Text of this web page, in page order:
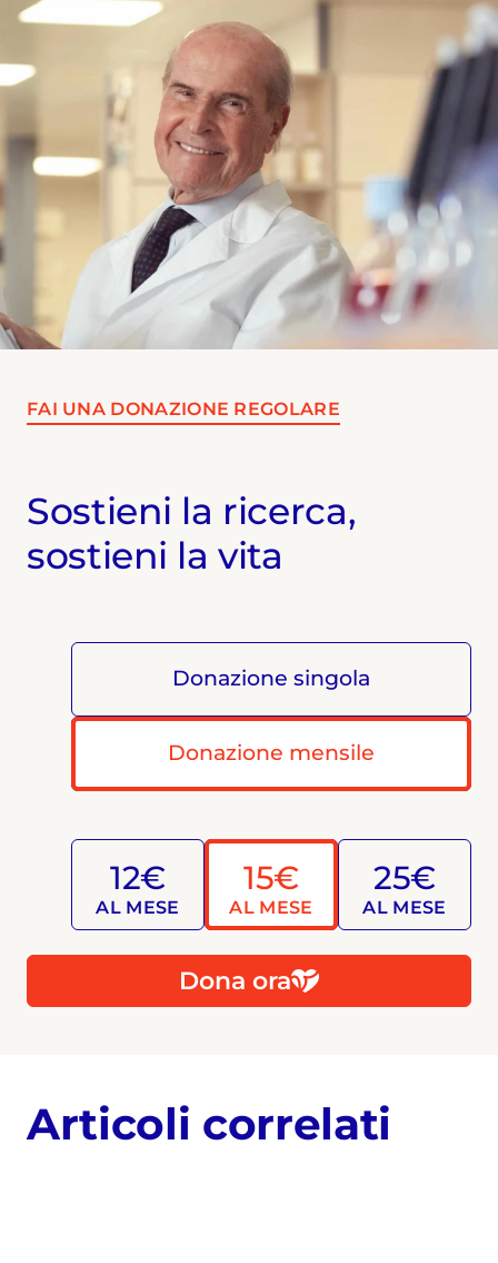
FAI UNA DONAZIONE REGOLARE
Sostieni la ricerca,
sostieni la vita
Donazione singola
Donazione mensile
12€
AL MESE
15€
AL MESE
25€
AL MESE
Dona ora
Articoli correlati